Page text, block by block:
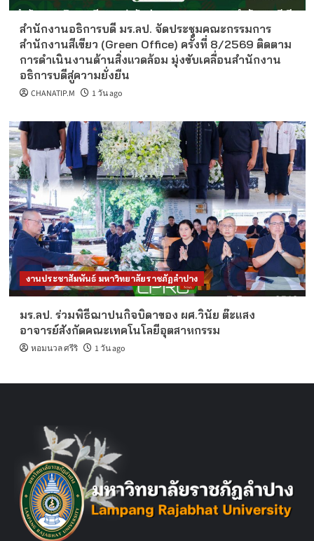
สำนักงานอธิการบดี มร.ลป. จัดประชุมคณะกรรมการ
สำนักงานสีเขียว (Green Office) ครั้งที่ 8/2569 ติดตาม
การดำเนินงานด้านสิ่งแวดล้อม มุ่งขับเคลื่อนสำนักงาน
อธิการบดีสู่ความยั่งยืน
CHANATIP.M 1 วัน ago
งานประชาสัมพันธ์ มหาวิทยาลัยราชภัฏลำปาง
มร.ลป. ร่วมพิธีฌาปนกิจบิดาของ ผศ.วินัย ต๊ะแสง
อาจารย์สังกัดคณะเทคโนโลยีอุตสาหกรรม
หอมนวล ศรีริ 1 วัน ago